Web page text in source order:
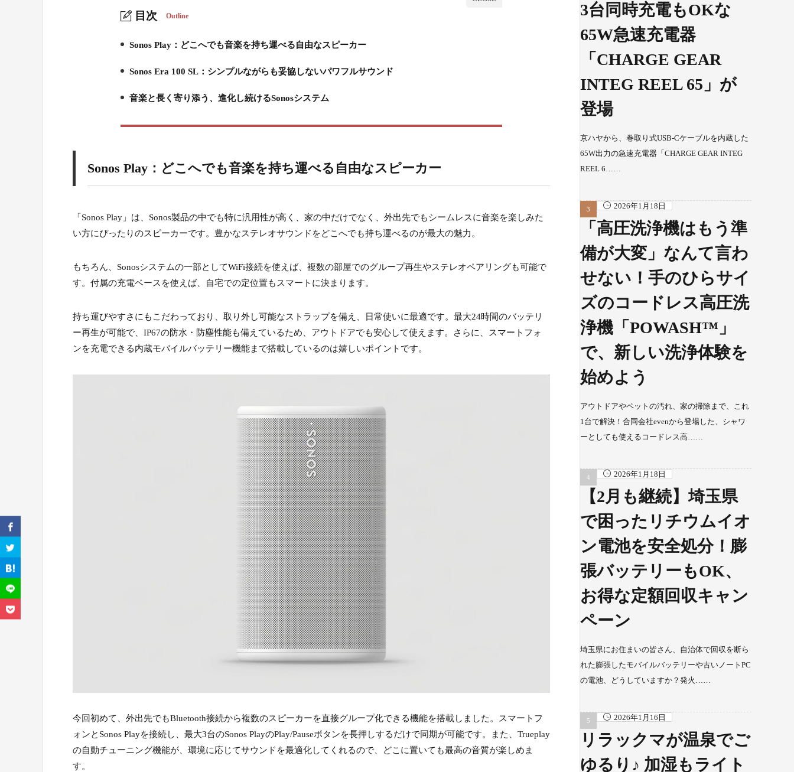
目次 Outline
Sonos Play：どこへでも音楽を持ち運べる自由なスピーカー
Sonos Era 100 SL：シンプルながらも妥協しないパワフルサウンド
音楽と長く寄り添う、進化し続けるSonosシステム
Sonos Play：どこへでも音楽を持ち運べる自由なスピーカー
「Sonos Play」は、Sonos製品の中でも特に汎用性が高く、家の中だけでなく、外出先でもシームレスに音楽を楽しみた
い方にぴったりのスピーカーです。豊かなステレオサウンドをどこへでも持ち運べるのが最大の魅力。
もちろん、Sonosシステムの一部としてWiFi接続を使えば、複数の部屋でのグループ再生やステレオペアリングも可能で
す。付属の充電ベースを使えば、自宅での定位置もスマートに決まります。
持ち運びやすさにもこだわっており、取り外し可能なストラップを備え、日常使いに最適です。最大24時間のバッテリ
ー再生が可能で、IP67の防水・防塵性能も備えているため、アウトドアでも安心して使えます。さらに、スマートフォ
ンを充電できる内蔵モバイルバッテリー機能まで搭載しているのは嬉しいポイントです。
今回初めて、外出先でもBluetooth接続から複数のスピーカーを直接グループ化できる機能を搭載しました。スマートフ
ォンとSonos Playを接続し、最大3台のSonos PlayのPlay/Pauseボタンを長押しするだけで同期が可能です。また、Trueplay
の自動チューニング機能が、環境に応じてサウンドを最適化してくれるので、どこに置いても最高の音質が楽しめま
す。
3台同時充電もOKな
65W急速充電器
「CHARGE GEAR
INTEG REEL 65」が
登場
京ハヤから、巻取り式USB-Cケーブルを内蔵した
65W出力の急速充電器「CHARGE GEAR INTEG
REEL 6……
2026年1月18日
「高圧洗浄機はもう準
備が大変」なんて言わ
せない！手のひらサイ
ズのコードレス高圧洗
浄機「POWASH™」
で、新しい洗浄体験を
始めよう
アウトドアやペットの汚れ、家の掃除まで、これ
1台で解決！合同会社evenから登場した、シャワ
ーとしても使えるコードレス高……
2026年1月18日
【2月も継続】埼玉県
で困ったリチウムイオ
ン電池を安全処分！膨
張バッテリーもOK、
お得な定額回収キャン
ペーン
埼玉県にお住まいの皆さん、自治体で回収を断ら
れた膨張したモバイルバッテリーや古いノートPC
の電池、どうしていますか？発火……
2026年1月16日
リラックマが温泉でご
ゆるり♪ 加湿もライト